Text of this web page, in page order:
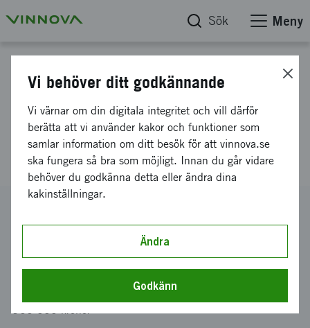
Sök Meny
Ökad användarupplevelse och
användbarhetsplattform för
medicintekniska produkter
2019-02329
InnoBrain AB-Stockholm School of Entrepreneurship
900 000 kronor
Vi behöver ditt godkännande
Vi värnar om din digitala integritet och vill därför
berätta att vi använder kakor och funktioner som
samlar information om ditt besök för att vinnova.se
ska fungera så bra som möjligt. Innan du går vidare
behöver du godkänna detta eller ändra dina
kakinställningar.
Ändra
Godkänn